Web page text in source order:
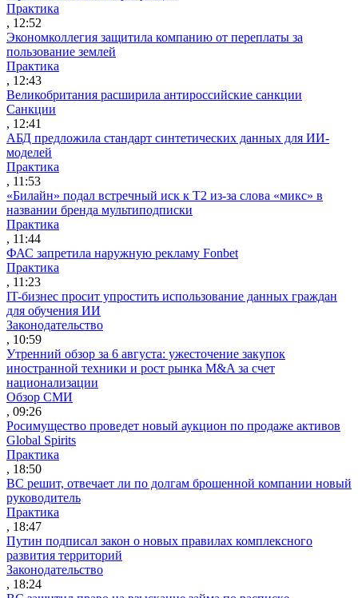
Практика
, 12:52
Экономколлегия защитила компанию от переплаты за
пользование землей
Практика
, 12:43
Великобритания расширила антироссийские санкции
Санкции
, 12:41
АБД предложила стандарт синтетических данных для ИИ-
моделей
Практика
, 11:53
«Билайн» подал встречный иск к Т2 из-за слова «микс» в
названии бренда мультиподписки
Практика
, 11:44
ФАС запретила наружную рекламу Fonbet
Практика
, 11:23
IT-бизнес просит упростить использование данных граждан
для обучения ИИ
Законодательство
, 10:59
Утренний обзор за 6 августа: ужесточение закупок
иностранной техники и рост рынка M&A за счет
национализации
Обзор СМИ
, 09:26
Росимущество проведет новый аукцион по продаже активов
Global Spirits
Практика
, 18:50
ВС решит, отвечает ли по долгам брошенной компании новый
руководитель
Практика
, 18:47
Путин подписал закон о новых правилах комплексного
развития территорий
Законодательство
, 18:24